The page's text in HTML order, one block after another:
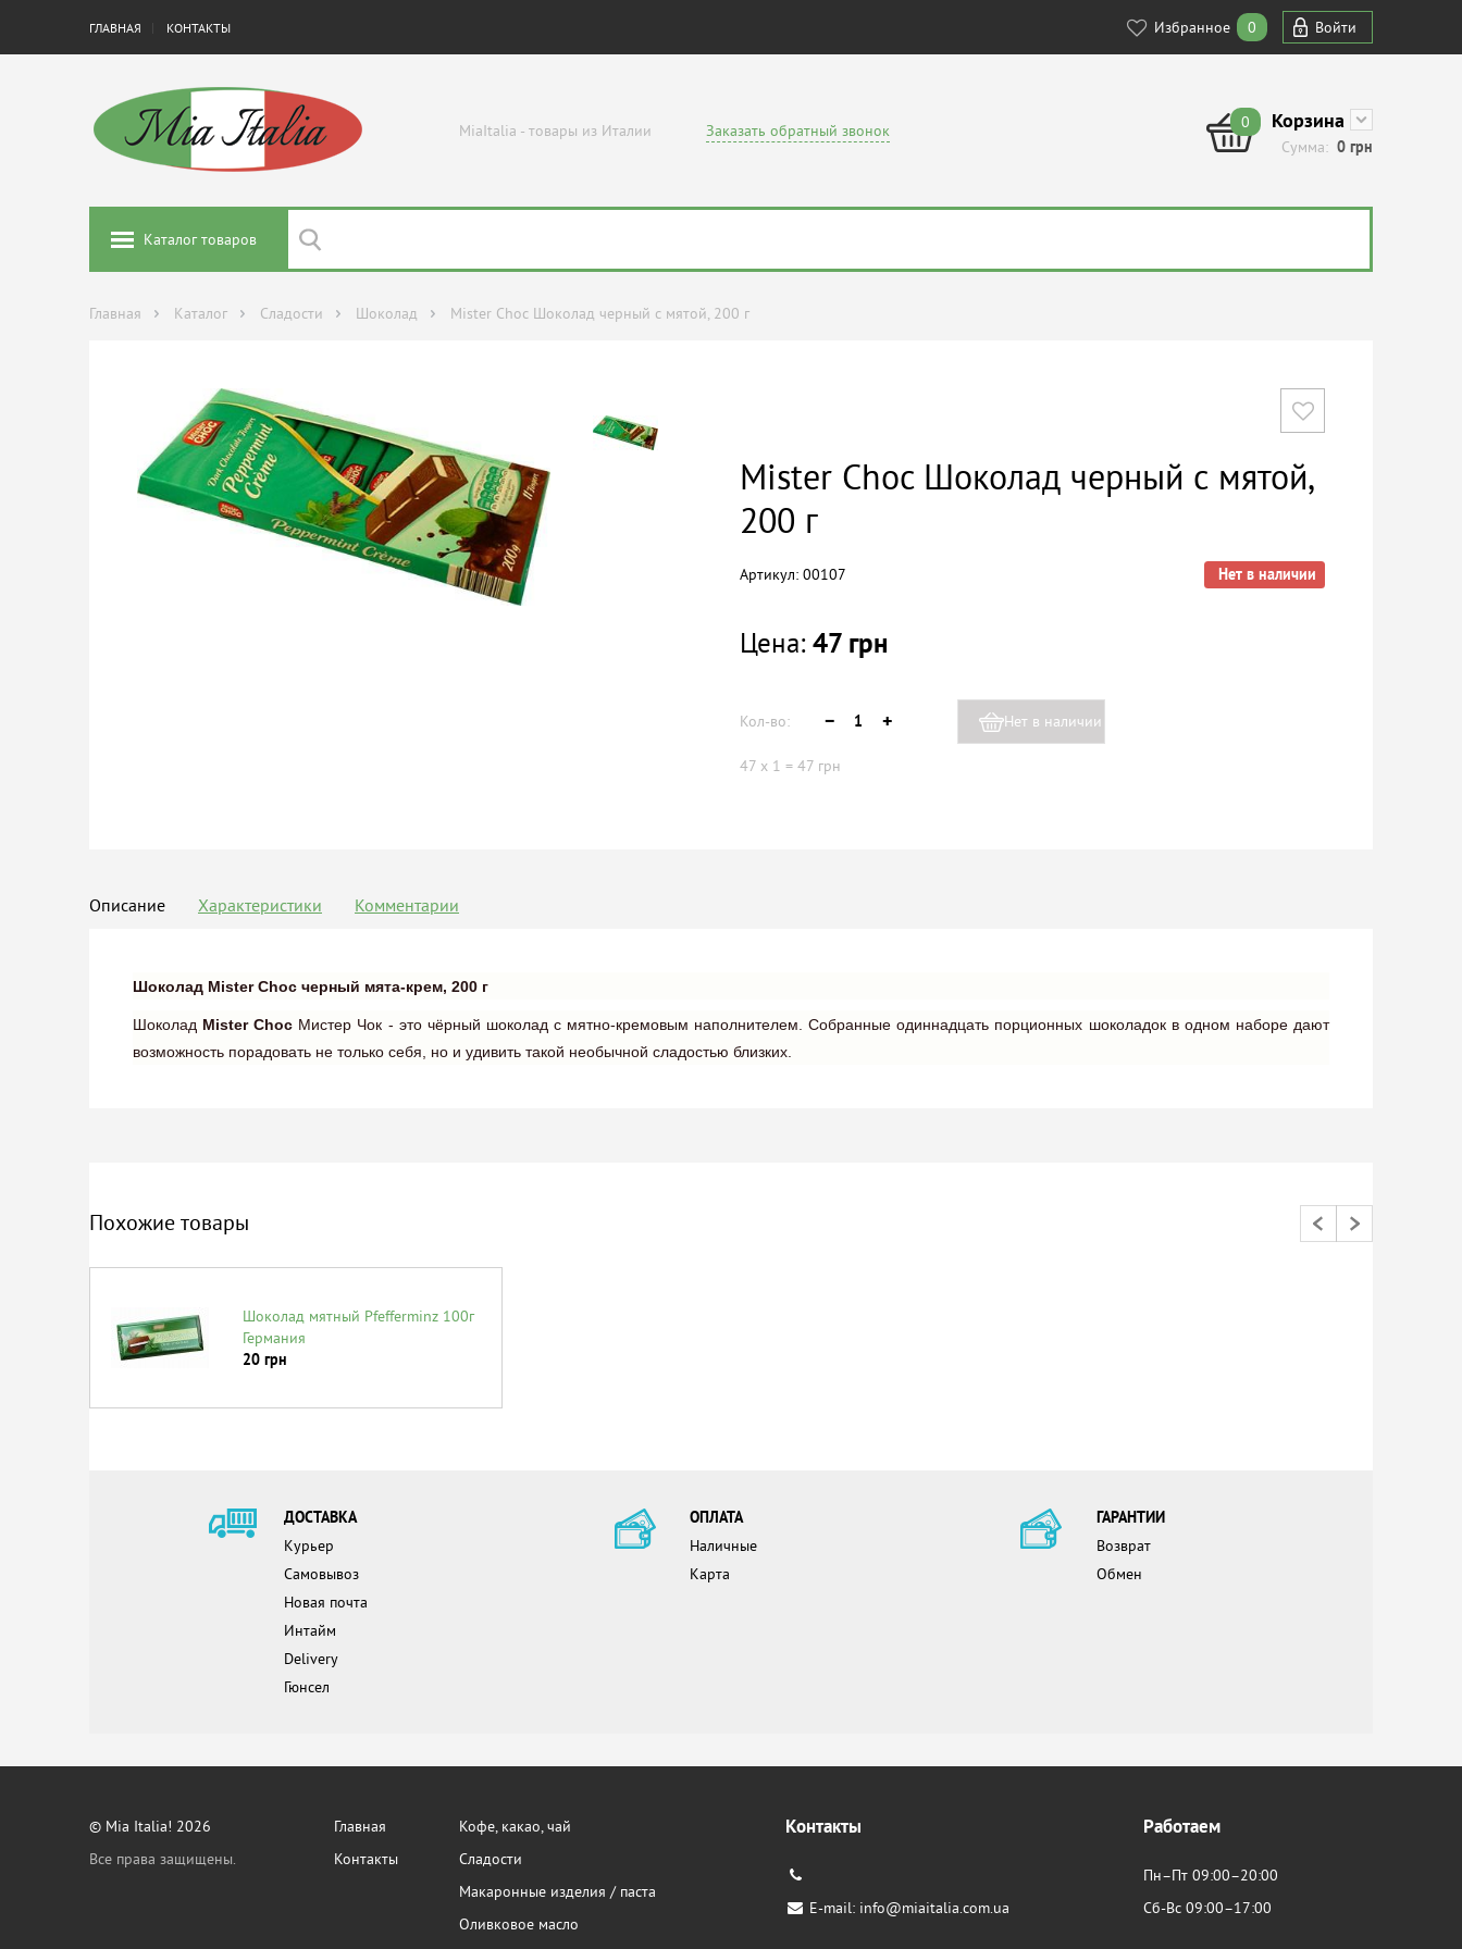
ГЛАВНАЯ КОНТАКТЫ Избранное 0 Войти
MiaItalia - товары из Италии Заказать обратный звонок 0 Корзина
Сумма: 0 грн
Каталог товаров
Главная Каталог Сладости Шоколад Mister Choc Шоколад черный с мятой, 200 г
Mister Choc Шоколад черный с мятой,
200 г
Артикул: 00107 Нет в наличии
Цена:47 грн
Кол-во: Нет в наличии
47 x 1 = 47 грн
Описание Характеристики Комментарии
Шоколад Mister Choc черный мята-крем, 200 г
Шоколад Mister Choc Мистер Чок - это чёрный шоколад с мятно-кремовым наполнителем. Собранные одиннадцать порционных шоколадок в одном наборе дают
возможность порадовать не только себя, но и удивить такой необычной сладостью близких.
Похожие товары
Шоколад мятный Pfefferminz 100г
Германия
20 грн
ДОСТАВКА
Курьер
Самовывоз
Новая почта
Интайм
Delivery
Гюнсел
ОПЛАТА
Наличные
Карта
ГАРАНТИИ
Возврат
Обмен
© Mia Italia! 2026
Все права защищены.
Главная
Контакты
Кофе, какао, чай
Сладости
Макаронные изделия / паста
Оливковое масло
Контакты
E-mail: info@miaitalia.com.ua
Работаем
Пн–Пт 09:00–20:00
Сб-Вс 09:00–17:00